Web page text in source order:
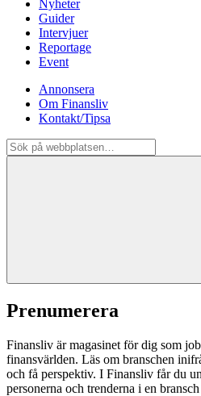
Nyheter
Guider
Intervjuer
Reportage
Event
Annonsera
Om Finansliv
Kontakt/Tipsa
Prenumerera
Finansliv är magasinet för dig som
finansvärlden. Läs om branschen
och få perspektiv. I Finansliv får du
personerna och trenderna i en